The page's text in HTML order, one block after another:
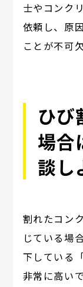
士やコンク
依頼し、原
ことが不可
ひび
場合
談し
割れたコン
じている場
下している
非常に高い